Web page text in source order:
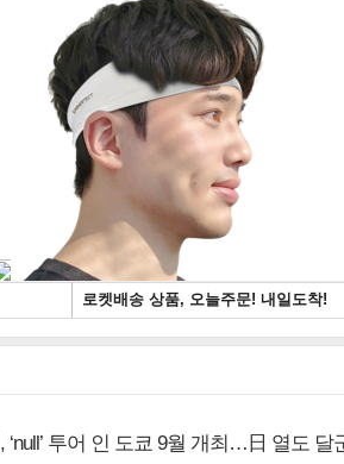
‘null’ 투어 인 도쿄 9월 개최…日 열도 달